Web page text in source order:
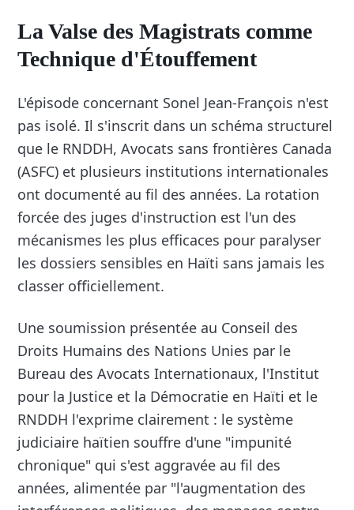
La Valse des Magistrats comme
Technique d'Étouffement
L'épisode concernant Sonel Jean-François n'est
pas isolé. Il s'inscrit dans un schéma structurel
que le RNDDH, Avocats sans frontières Canada
(ASFC) et plusieurs institutions internationales
ont documenté au fil des années. La rotation
forcée des juges d'instruction est l'un des
mécanismes les plus efficaces pour paralyser
les dossiers sensibles en Haïti sans jamais les
classer officiellement.
Une soumission présentée au Conseil des
Droits Humains des Nations Unies par le
Bureau des Avocats Internationaux, l'Institut
pour la Justice et la Démocratie en Haïti et le
RNDDH l'exprime clairement : le système
judiciaire haïtien souffre d'une "impunité
chronique" qui s'est aggravée au fil des
années, alimentée par "l'augmentation des